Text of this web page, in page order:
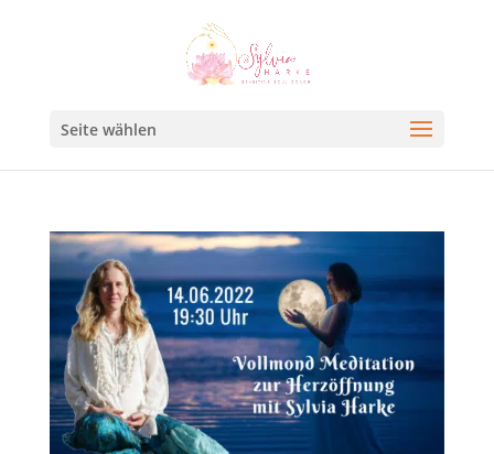
Seite wählen